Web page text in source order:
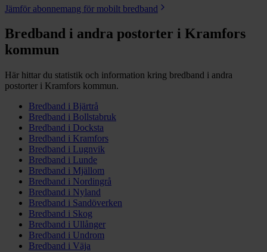
Jämför abonnemang för mobilt bredband
Bredband i andra postorter i Kramfors
kommun
Här hittar du statistik och information kring bredband i andra
postorter i Kramfors kommun.
Bredband i Bjärtrå
Bredband i Bollstabruk
Bredband i Docksta
Bredband i Kramfors
Bredband i Lugnvik
Bredband i Lunde
Bredband i Mjällom
Bredband i Nordingrå
Bredband i Nyland
Bredband i Sandöverken
Bredband i Skog
Bredband i Ullånger
Bredband i Undrom
Bredband i Väja